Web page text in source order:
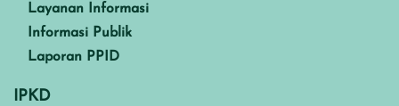
Layanan Informasi
Informasi Publik
Laporan PPID
IPKD